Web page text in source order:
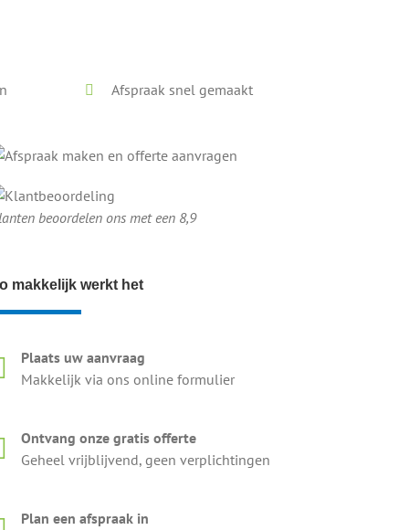
Afspraak snel gemaakt
beoordelen ons met een 8,9
makkelijk werkt het
Plaats uw aanvraag
Makkelijk via ons online formulier
Ontvang onze gratis offerte
Geheel vrijblijvend, geen verplichtingen
Plan een afspraak in